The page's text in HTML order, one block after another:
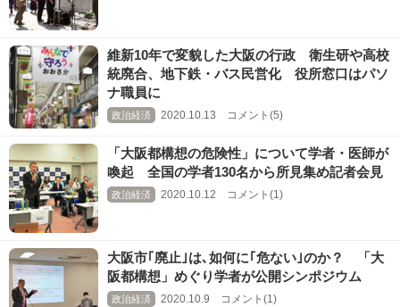
維新10年で変貌した大阪の行政 衛生研や高校
統廃合、地下鉄・バス民営化 役所窓口はパソ
ナ職員に
政治経済 2020.10.13 コメント(5)
「大阪都構想の危険性」について学者・医師が
喚起 全国の学者130名から所見集め記者会見
政治経済 2020.10.12 コメント(1)
大阪市｢廃止｣は､如何に｢危ない｣のか？ 「大
阪都構想」めぐり学者が公開シンポジウム
政治経済 2020.10.9 コメント(1)